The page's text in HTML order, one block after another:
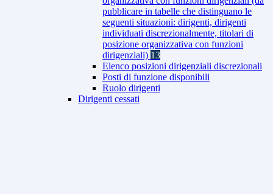
pubblicare in tabelle che distinguano le
seguenti situazioni: dirigenti, dirigenti
individuati discrezionalmente, titolari di
posizione organizzativa con funzioni
dirigenziali) 13
Elenco posizioni dirigenziali discrezionali
Posti di funzione disponibili
Ruolo dirigenti
Dirigenti cessati